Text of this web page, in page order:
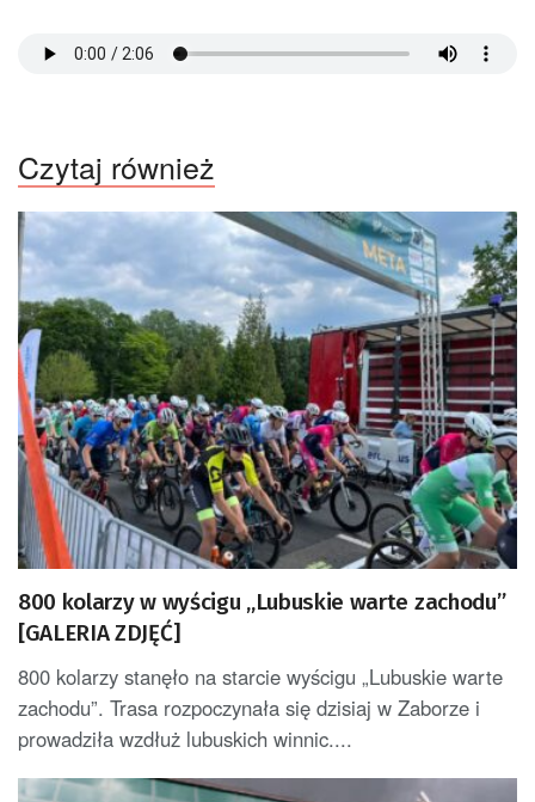
Czytaj również
800 kolarzy w wyścigu „Lubuskie warte zachodu”
[GALERIA ZDJĘĆ]
800 kolarzy stanęło na starcie wyścigu „Lubuskie warte
zachodu”. Trasa rozpoczynała się dzisiaj w Zaborze i
prowadziła wzdłuż lubuskich winnic....